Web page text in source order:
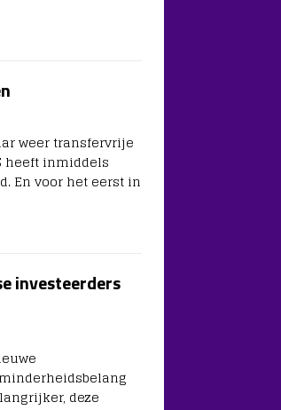
weer transfervrije
heeft inmiddels
En voor het eerst in
investeerders
deze